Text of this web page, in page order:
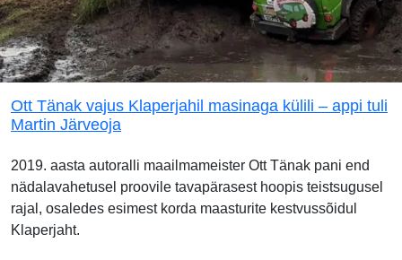
Ott Tänak vajus Klaperjahil masinaga külili – appi tuli
Martin Järveoja
2019. aasta autoralli maailmameister Ott Tänak pani end
nädalavahetusel proovile tavapärasest hoopis teistsugusel
rajal, osaledes esimest korda maasturite kestvussõidul
Klaperjaht.